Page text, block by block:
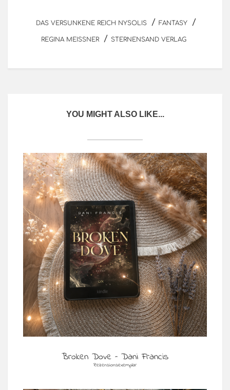
DAS VERSUNKENE REICH NYSOLIS / FANTASY /
REGINA MEISSNER / STERNENSAND VERLAG
YOU MIGHT ALSO LIKE...
Broken Dove – Dani Francis
Rezensionsexemplar